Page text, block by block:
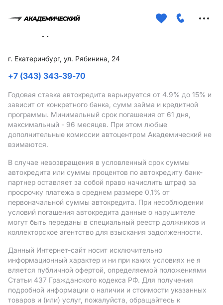
г. Екатеринбург, ул. Рябинина, 24
+7 (343) 343-39-70
Годовая ставка автокредита варьируется от 4.9% до 15% и
зависит от конкретного банка, сумм займа и кредитной
программы. Минимальный срок погашения от 61 дня,
максимальный - 96 месяцев. При этом любые
дополнительные комиссии автоцентром Академический не
взимаются.
В случае невозвращения в условленный срок суммы
автокредита или суммы процентов по автокредиту банк-
партнер оставляет за собой право начислить штраф за
просрочку платежа в среднем размере 0,1% от
первоначальной суммы автокредита. При несоблюдении
условий погашения автокредита данные о нарушителе
могут быть переданы в специальный реестр должников и
коллекторское агентство для взыскания задолженности.
Данный Интернет-сайт носит исключительно
информационный характер и ни при каких условиях не я
вляется публичной офертой, определяемой положениями
Статьи 437 Гражданского кодекса РФ. Для получения
подробной информации о наличии и стоимости указанных
товаров и (или) услуг, пожалуйста, обращайтесь к